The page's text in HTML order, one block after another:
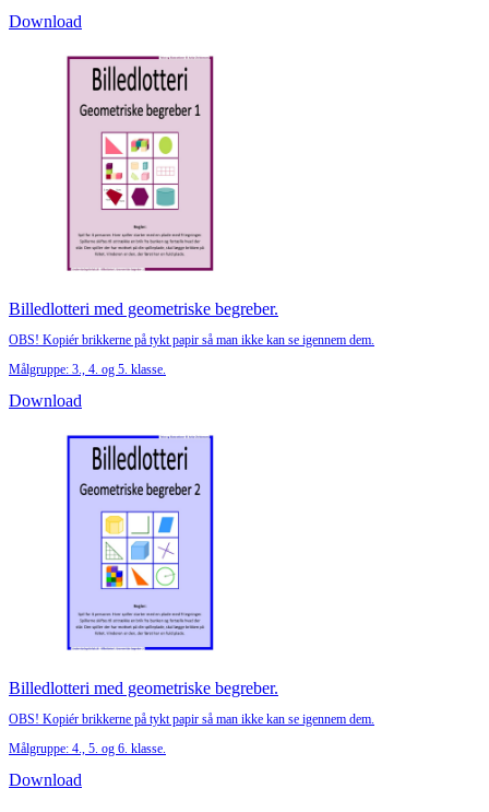
Download
Billedlotteri med geometriske begreber.
OBS! Kopiér brikkerne på tykt papir så man ikke kan se igennem dem.
Målgruppe: 3., 4. og 5. klasse.
Download
Billedlotteri med geometriske begreber.
OBS! Kopiér brikkerne på tykt papir så man ikke kan se igennem dem.
Målgruppe: 4., 5. og 6. klasse.
Download